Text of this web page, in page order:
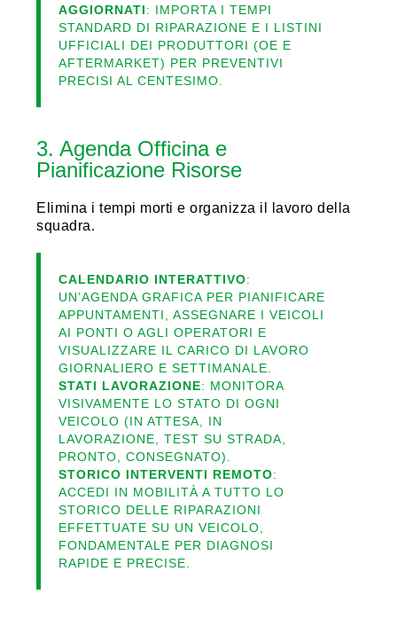
AGGIORNATI: IMPORTA I TEMPI
STANDARD DI RIPARAZIONE E I LISTINI
UFFICIALI DEI PRODUTTORI (OE E
AFTERMARKET) PER PREVENTIVI
PRECISI AL CENTESIMO.
3. Agenda Officina e
Pianificazione Risorse
Elimina i tempi morti e organizza il lavoro della
squadra.
CALENDARIO INTERATTIVO:
UN’AGENDA GRAFICA PER PIANIFICARE
APPUNTAMENTI, ASSEGNARE I VEICOLI
AI PONTI O AGLI OPERATORI E
VISUALIZZARE IL CARICO DI LAVORO
GIORNALIERO E SETTIMANALE.
STATI LAVORAZIONE: MONITORA
VISIVAMENTE LO STATO DI OGNI
VEICOLO (IN ATTESA, IN
LAVORAZIONE, TEST SU STRADA,
PRONTO, CONSEGNATO).
STORICO INTERVENTI REMOTO:
ACCEDI IN MOBILITÀ A TUTTO LO
STORICO DELLE RIPARAZIONI
EFFETTUATE SU UN VEICOLO,
FONDAMENTALE PER DIAGNOSI
RAPIDE E PRECISE.